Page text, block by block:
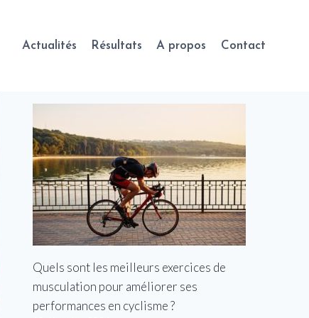
Actualités Résultats A propos Contact
Quels sont les meilleurs exercices de
musculation pour améliorer ses
performances en cyclisme ?